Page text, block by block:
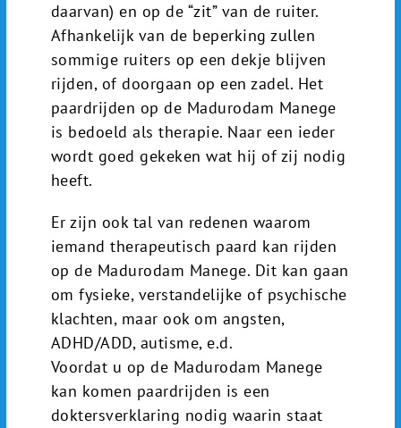
daarvan) en op de “zit” van de ruiter.
Afhankelijk van de beperking zullen
sommige ruiters op een dekje blijven
rijden, of doorgaan op een zadel. Het
paardrijden op de Madurodam Manege
is bedoeld als therapie. Naar een ieder
wordt goed gekeken wat hij of zij nodig
heeft.
Er zijn ook tal van redenen waarom
iemand therapeutisch paard kan rijden
op de Madurodam Manege. Dit kan gaan
om fysieke, verstandelijke of psychische
klachten, maar ook om angsten,
ADHD/ADD, autisme, e.d.
Voordat u op de Madurodam Manege
kan komen paardrijden is een
doktersverklaring nodig waarin staat